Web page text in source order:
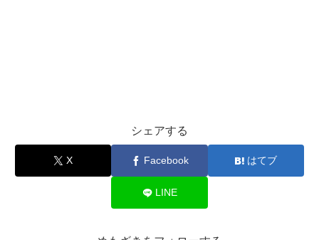
シェアする
X Facebook はてブ
LINE